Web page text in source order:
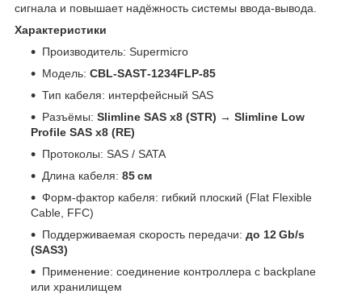
сигнала и повышает надёжность системы ввода‑вывода.
Характеристики
Производитель: Supermicro
Модель: CBL‑SAST‑1234FLP‑85
Тип кабеля: интерфейсный SAS
Разъёмы: Slimline SAS x8 (STR) → Slimline Low
Profile SAS x8 (RE)
Протоколы: SAS / SATA
Длина кабеля: 85 см
Форм‑фактор кабеля: гибкий плоский (Flat Flexible
Cable, FFC)
Поддерживаемая скорость передачи: до 12 Gb/s
(SAS3)
Применение: соединение контроллера с backplane
или хранилищем